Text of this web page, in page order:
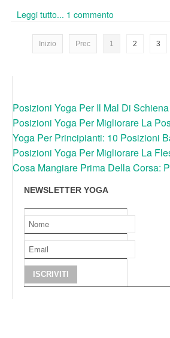
Leggi tutto... 1 commento
Inizio Prec 1 2 3
Posizioni Yoga Per Il Mal Di Schiena
Posizioni Yoga Per Migliorare La
Yoga Per Principianti: 10 Posizioni
Posizioni Yoga Per Migliorare La
Cosa Mangiare Prima Della Corsa:
NEWSLETTER YOGA